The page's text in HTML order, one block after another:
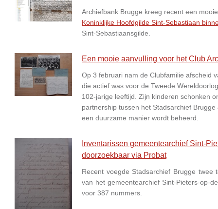
Archiefbank Brugge kreeg recent een
Koninklijke Hoofdgilde Sint-Sebastiaan
Sint-Sebastiaansgilde.
Een mooie aanvulling voor het Club
Op 3 februari nam de Clubfamilie afscheid
die actief was voor de Tweede
102-jarige leeftijd. Zijn kinderen schonken
partnership tussen het Stadsarchief
een duurzame manier wordt beheerd.
Inventarissen gemeentearchief Sint-
doorzoekbaar via Probat
Recent voegde Stadsarchief Brugge
van het gemeentearchief Sint-Pieters-op-
voor 387 nummers.